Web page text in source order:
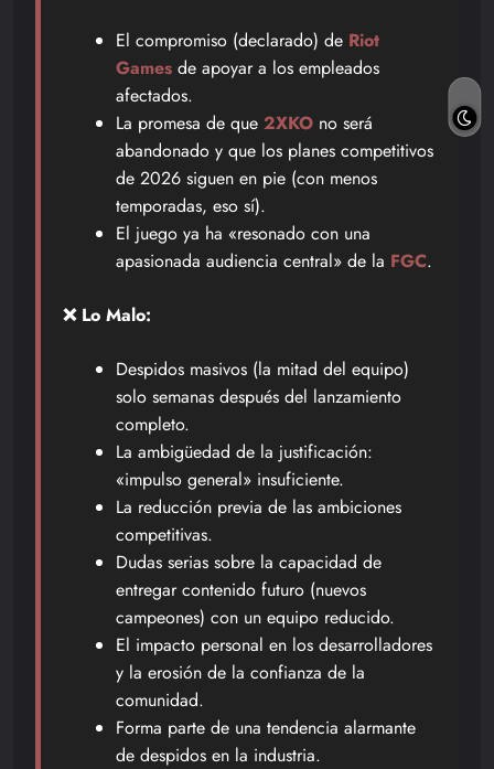
El compromiso (declarado) de Riot
Games de apoyar a los empleados
afectados.
La promesa de que 2XKO no será
abandonado y que los planes competitivos
de 2026 siguen en pie (con menos
temporadas, eso sí).
El juego ya ha «resonado con una
apasionada audiencia central» de la FGC.
❌ Lo Malo:
Despidos masivos (la mitad del equipo)
solo semanas después del lanzamiento
completo.
La ambigüedad de la justificación:
«impulso general» insuficiente.
La reducción previa de las ambiciones
competitivas.
Dudas serias sobre la capacidad de
entregar contenido futuro (nuevos
campeones) con un equipo reducido.
El impacto personal en los desarrolladores
y la erosión de la confianza de la
comunidad.
Forma parte de una tendencia alarmante
de despidos en la industria.